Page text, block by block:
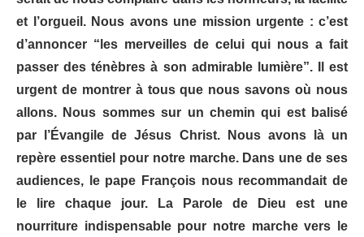
et l’orgueil. Nous avons une mission urgente : c’est
d’annoncer “les merveilles de celui qui nous a fait
passer des ténèbres à son admirable lumière”. Il est
urgent de montrer à tous que nous savons où nous
allons. Nous sommes sur un chemin qui est balisé
par l’Évangile de Jésus Christ. Nous avons là un
repère essentiel pour notre marche. Dans une de ses
audiences, le pape François nous recommandait de
le lire chaque jour. La Parole de Dieu est une
nourriture indispensable pour notre marche vers le